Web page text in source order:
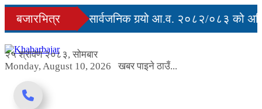
Skip
content
बजारभित्रसरकारले सार्वजनिक गर्‍यो आ.व. २०८२/०८३ को
२५ श्रावण २०८३, सोमबार
Monday, August 10, 2026
खबर पाइने ठाउँ...